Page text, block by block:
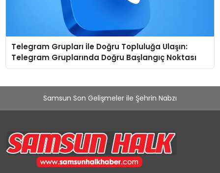
Telegram Grupları ile Doğru Topluluğa Ulaşın:
Telegram Gruplarında Doğru Başlangıç Noktası
Samsun Son Gelişmeler ile Şehrin Nabzı